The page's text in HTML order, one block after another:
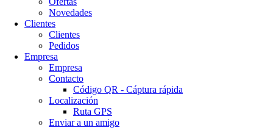
Novedades
Clientes
Clientes
Pedidos
Empresa
Empresa
Contacto
Código QR - Cáptura rápida
Localización
Ruta GPS
Enviar a un amigo